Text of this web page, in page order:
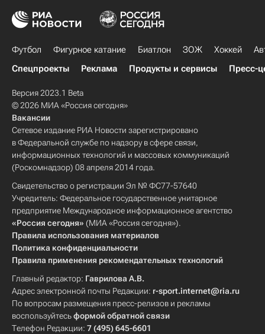
Футбол Фигурное катание Биатлон ЗОЖ Хоккей
Спецпроекты
Реклама Продукты и сервисы Пресс-
Версия 2023.1 Beta
© 2026 МИА «Россия сегодня»
Вакансии
Сетевое издание РИА Новости зарегистрировано
в Федеральной службе по надзору в сфере связи,
информационных технологий и массовых коммуникаций
(Роскомнадзор) 08 апреля 2014 года.
Свидетельство о регистрации Эл № ФС77-57640
Учредитель: Федеральное государственное унитарное
предприятие Международное информационное агентство
«Россия сегодня» (МИА «Россия сегодня»).
Правила использования материалов
Политика конфиденциальности
Правила применения рекомендательных технологий
Главный редактор: Гаврилова А.В.
Адрес электронной почты Редакции: r-sport.internet@ria.ru
По вопросам размещения пресс-релизов и рекламы
воспользуйтесьформой обратной связи
Телефон Редакции: 7 (495) 645-6601